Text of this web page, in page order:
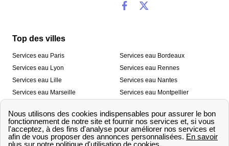
Top des villes
Services eau Paris
Services eau Lyon
Services eau Lille
Services eau Marseille
Services eau Toulon
Services eau Bordeaux
Services eau Rennes
Services eau Nantes
Services eau Montpellier
Services eau Strasbourg
Nos outils